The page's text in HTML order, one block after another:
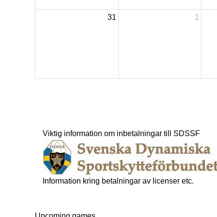
31 1
Viktig information om inbetalningar till SDSSF
Information kring betalningar av licenser etc.